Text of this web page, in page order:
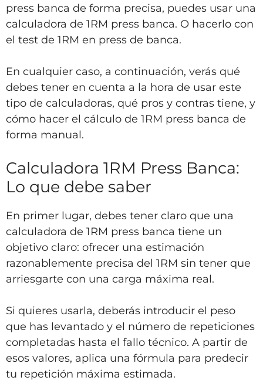
press banca de forma precisa, puedes usar una
calculadora de 1RM press banca. O hacerlo con
el test de 1RM en press de banca.
En cualquier caso, a continuación, verás qué
debes tener en cuenta a la hora de usar este
tipo de calculadoras, qué pros y contras tiene, y
cómo hacer el cálculo de 1RM press banca de
forma manual.
Calculadora 1RM Press Banca:
Lo que debe saber
En primer lugar, debes tener claro que una
calculadora de 1RM press banca tiene un
objetivo claro: ofrecer una estimación
razonablemente precisa del 1RM sin tener que
arriesgarte con una carga máxima real.
Si quieres usarla, deberás introducir el peso
que has levantado y el número de repeticiones
completadas hasta el fallo técnico. A partir de
esos valores, aplica una fórmula para predecir
tu repetición máxima estimada.